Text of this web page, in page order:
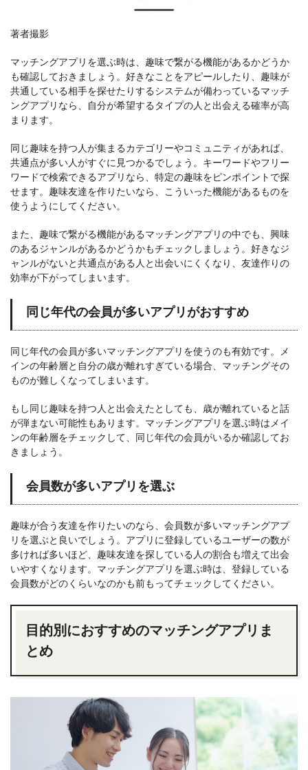
著者撮影
マッチングアプリを選ぶ時は、趣味で繋がる機能があるかどうか
も確認しておきましょう。好きなことをアピールしたり、趣味が
共通している相手を探せたりするシステムが備わっているマッチ
ングアプリなら、自分が希望するタイプの人と出会える確率が高
まります。
同じ趣味を持つ人が集まるカテゴリーやコミュニティがあれば、
共通点が多い人がすぐに見つかるでしょう。キーワードやフリー
ワードで検索できるアプリなら、特定の趣味をピンポイントで探
せます。趣味友達を作りたいなら、こういった機能があるものを
使うようにしてください。
また、趣味で繋がる機能があるマッチングアプリの中でも、興味
のあるジャンルがあるかどうかもチェックしましょう。好きなジ
ャンルがないと共通点がある人と出会いにくくなり、友達作りの
効率が下がってしまいます。
同じ年代の会員が多いアプリがおすすめ
同じ年代の会員が多いマッチングアプリを使うのも有効です。メ
インの年齢層と自分の歳が離れすぎている場合、マッチングその
ものが難しくなってしまいます。
もし同じ趣味を持つ人と出会えたとしても、歳が離れていると話
が弾まない可能性もあります。マッチングアプリを選ぶ時はメイ
ンの年齢層をチェックして、同じ年代の会員がいるか確認してお
きましょう。
会員数が多いアプリを選ぶ
趣味が合う友達を作りたいのなら、会員数が多いマッチングアプ
リを選ぶと良いでしょう。アプリに登録しているユーザーの数が
多ければ多いほど、趣味友達を探している人の割合も増えて出会
いやすくなります。マッチングアプリを選ぶ時は、登録している
会員数がどのくらいなのかも前もってチェックしてください。
目的別におすすめのマッチングアプリま
とめ